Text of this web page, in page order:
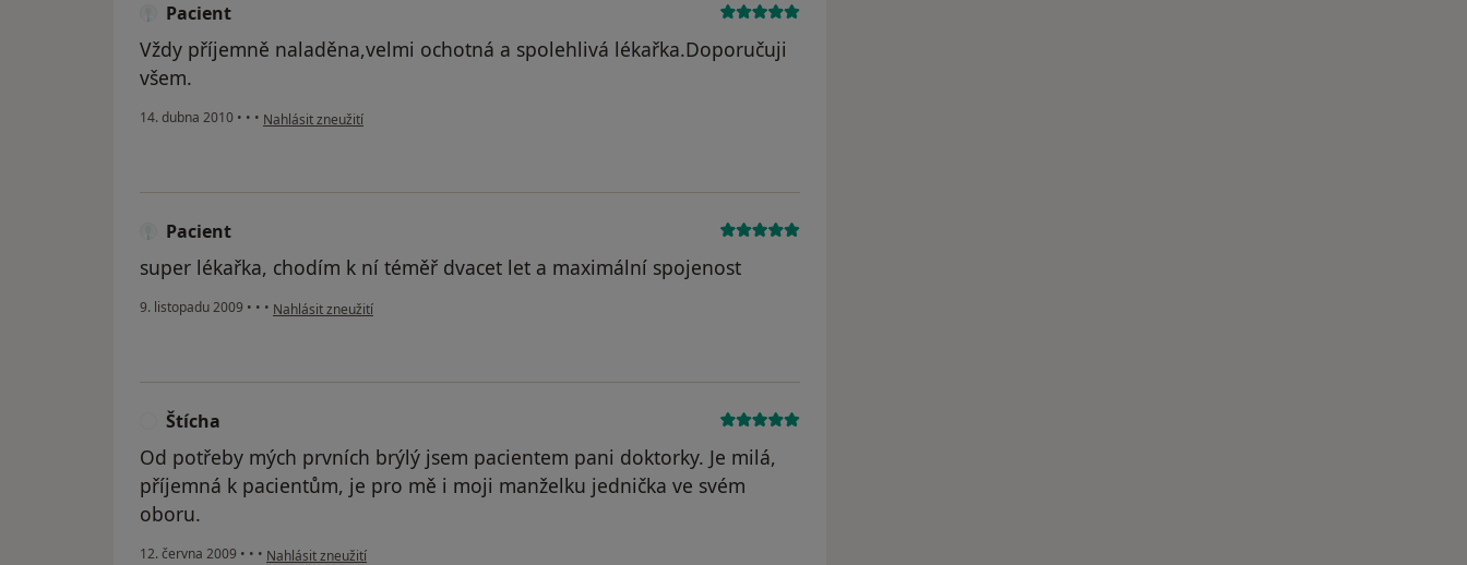
Pacient
Vždy příjemně naladěna,velmi ochotná a spolehlivá lékařka.Doporučuji
všem.
14. dubna 2010 • • • podle názoru uživatele Pacient
Nahlásit zneužití
Pacient
super lékařka, chodím k ní téměř dvacet let a maximální spojenost
9. listopadu 2009 • • • podle názoru uživatele Pacient
Nahlásit zneužití
Štícha
Od potřeby mých prvních brýlý jsem pacientem pani doktorky. Je milá,
příjemná k pacientům, je pro mě i moji manželku jednička ve svém
oboru.
12. června 2009 • • • podle názoru uživatele Štícha
Nahlásit zneužití